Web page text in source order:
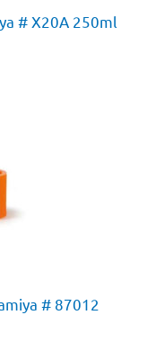
# X20A 250ml
# 87012